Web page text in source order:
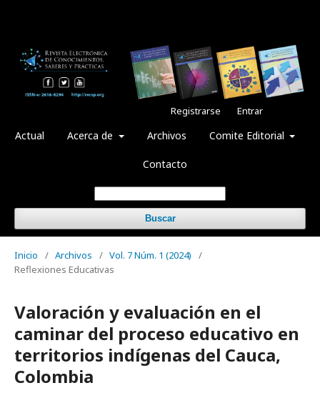
Registrarse Entrar
Actual Acerca de Archivos Comite Editorial
Contacto
Buscar
Inicio / Archivos / Vol. 7 Núm. 1 (2024)
/
Reflexiones Educativas
Valoración y evaluación en el
caminar del proceso educativo en
territorios indígenas del Cauca,
Colombia